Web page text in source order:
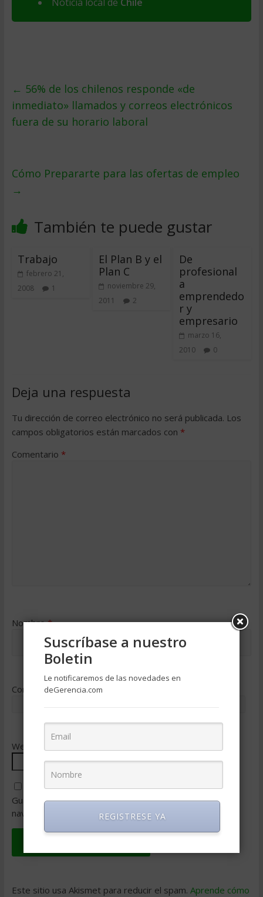
← 56% de los chilenos responde «de
inmediato» llamados y correos electrónicos
fuera de su horario laboral
Cómo Prepararte para las ofertas de empleo
→
También te puede gustar
Trabajo
febrero 21,
2008
1
El Plan B y el
Plan C
noviembre 29,
2011
2
De
profesional
a
emprendedo
r y
empresario
marzo 16,
2010
0
Deja una respuesta
Tu dirección de correo electrónico no será publicada. Los
campos obligatorios están marcados con *
Comentario *
Nombre*
Correo electrónico*
Web
Guarda mi nombre, correo electrónico y web en este
navegador para la próxima vez que comente.
Este sitio usa Akismet para reducir el spam. Aprende cómo
Suscríbase a nuestro
Boletin
Le notificaremos de las novedades en
deGerencia.com
REGISTRESE YA